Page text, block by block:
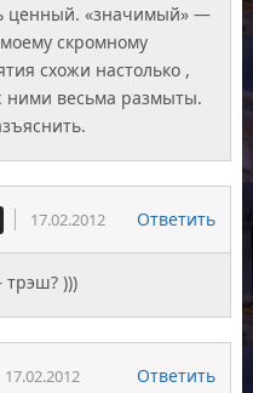
ценный. «значимый» —
скромному
схожи настолько ,
ними весьма размыты.
17.02.2012 Ответить
трэш? )))
17.02.2012 Ответить